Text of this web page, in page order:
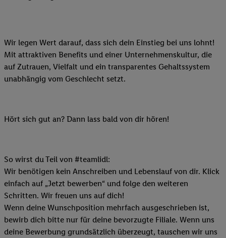
Wir legen Wert darauf, dass sich dein Einstieg bei uns lohnt!
Mit attraktiven Benefits und einer Unternehmenskultur, die
auf Zutrauen, Vielfalt und ein transparentes Gehaltssystem
unabhängig vom Geschlecht setzt.
Hört sich gut an? Dann lass bald von dir hören!
So wirst du Teil von #teamlidl:
Wir benötigen kein Anschreiben und Lebenslauf von dir. Klick
einfach auf „Jetzt bewerben“ und folge den weiteren
Schritten. Wir freuen uns auf dich!
Wenn deine Wunschposition mehrfach ausgeschrieben ist,
bewirb dich bitte nur für deine bevorzugte Filiale. Wenn uns
deine Bewerbung grundsätzlich überzeugt, tauschen wir uns